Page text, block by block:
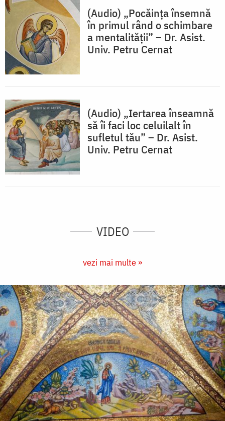
(Audio) „Pocăința însemnă
în primul rând o schimbare
a mentalității” – Dr. Asist.
Univ. Petru Cernat
(Audio) „Iertarea înseamnă
să îi faci loc celuilalt în
sufletul tău” – Dr. Asist.
Univ. Petru Cernat
VIDEO
vezi mai multe »